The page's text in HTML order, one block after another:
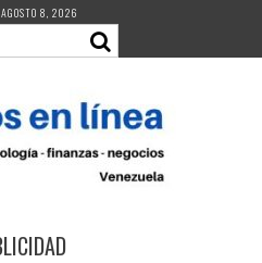
8, 2026